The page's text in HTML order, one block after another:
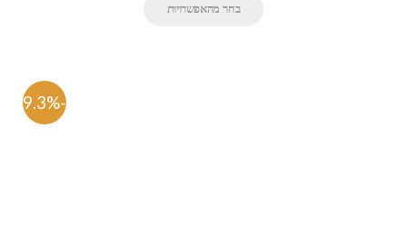
בחר מהאפשרויות
-59.3%